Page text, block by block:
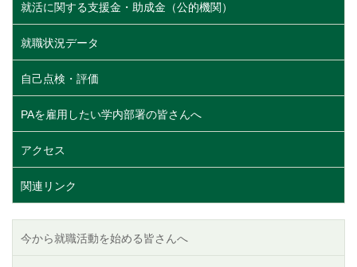
就活に関する支援金・助成金（公的機関）
就職状況データ
自己点検・評価
PAを雇用したい学内部署の皆さんへ
アクセス
関連リンク
今から就職活動を始める皆さんへ